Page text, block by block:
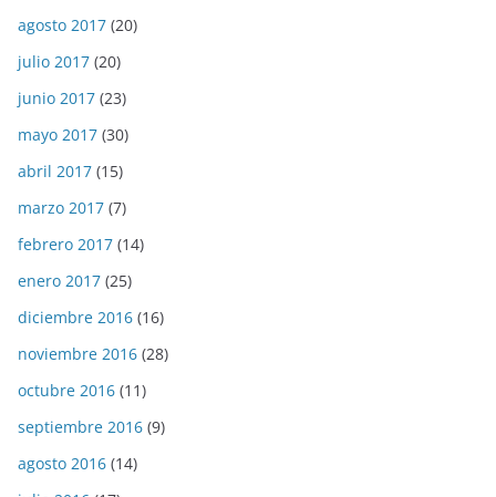
agosto 2017 (20)
julio 2017 (20)
junio 2017 (23)
mayo 2017 (30)
abril 2017 (15)
marzo 2017 (7)
febrero 2017 (14)
enero 2017 (25)
diciembre 2016 (16)
noviembre 2016 (28)
octubre 2016 (11)
septiembre 2016 (9)
agosto 2016 (14)